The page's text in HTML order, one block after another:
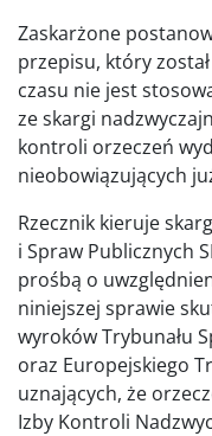
Zaskarżone
przepisu, który
czasu nie jest
ze skargi
kontroli orzeczeń
nieobowiązujących
Rzecznik kieruje
i Spraw Publicznych
prośbą o
niniejszej sprawie
wyroków Trybunału
oraz Europejskiego
uznających, że
Izby Kontroli